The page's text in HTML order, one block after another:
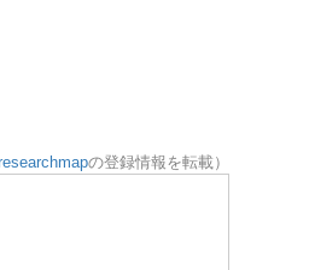
の登録情報を転載）